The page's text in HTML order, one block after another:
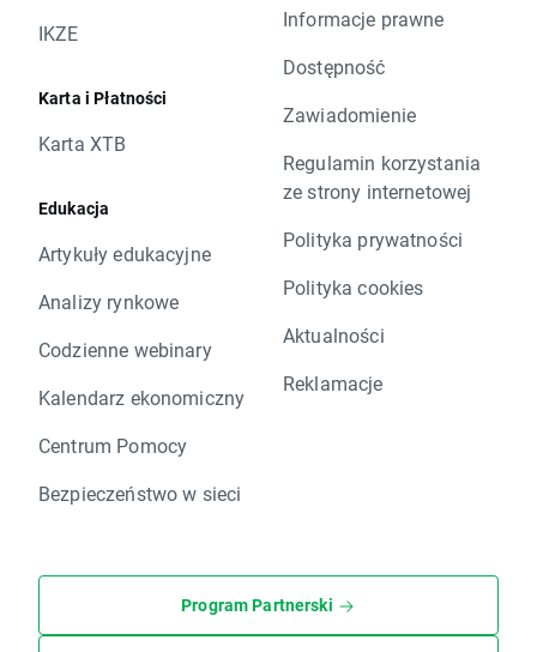
IKZE
Karta i Płatności
Karta XTB
Edukacja
Artykuły edukacyjne
Analizy rynkowe
Codzienne webinary
Kalendarz ekonomiczny
Centrum Pomocy
Bezpieczeństwo w sieci
Informacje prawne
Dostępność
Zawiadomienie
Regulamin korzystania
ze strony internetowej
Polityka prywatności
Polityka cookies
Aktualności
Reklamacje
Program Partnerski